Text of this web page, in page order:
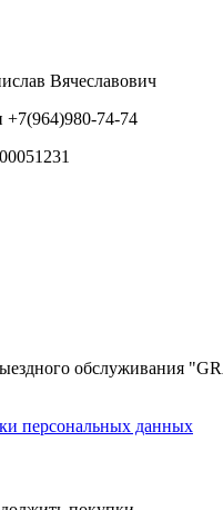
Вячеславович
74-74
обслуживания
персональных данных